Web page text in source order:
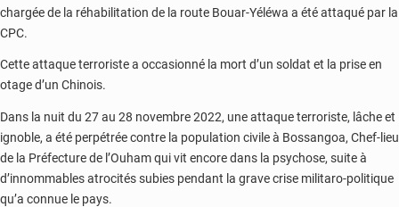
chargée de la réhabilitation de la route Bouar-Yéléwa a été attaqué par la
CPC.
Cette attaque terroriste a occasionné la mort d’un soldat et la prise en
otage d’un Chinois.
Dans la nuit du 27 au 28 novembre 2022, une attaque terroriste, lâche et
ignoble, a été perpétrée contre la population civile à Bossangoa, Chef-lieu
de la Préfecture de l’Ouham qui vit encore dans la psychose, suite à
d’innommables atrocités subies pendant la grave crise militaro-politique
qu’a connue le pays.